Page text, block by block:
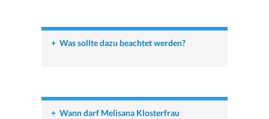
+ Was sollte dazu beachtet werden?
+ Wann darf Melisana Klosterfrau